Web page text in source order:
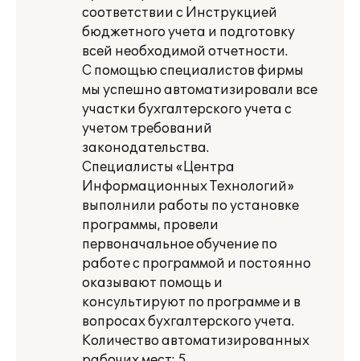
соответствии с Инструкцией
бюджетного учета и подготовку
всей необходимой отчетности.
С помощью специалистов фирмы
мы успешно автоматизировали все
участки бухгалтерского учета с
учетом требований
законодательства.
Специалисты «Центра
Информационных Технологий»
выполнили работы по установке
программы, провели
первоначальное обучение по
работе с программой и постоянно
оказывают помощь и
консультируют по программе и в
вопросах бухгалтерского учета.
Количество автоматизированных